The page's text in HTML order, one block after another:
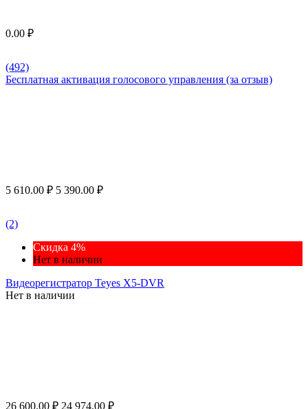
0.00 ₽
(492)
Бесплатная активация голосового управления (за отзыв)
5 610.00 ₽ 5 390.00 ₽
(2)
Скидка 4%
Нет в наличии
Видеорегистратор Teyes X5-DVR
Нет в наличии
26 600.00 ₽ 24 974.00 ₽